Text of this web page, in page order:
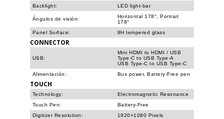
Backlight:
LED light-bar
Ángulos de visión:
Horizontal 178°, Portrait
178°
Panel Surface:
8H tempered glass
CONNECTOR
USB:
Mini HDMI to HDMI / USB
Type-C to USB Type-A
USB Type-C to USB Type-C
Alimentación:
Bus power, Battery-Free pen
TOUCH
Technology:
Electromagnetic Resonance
Touch Pen:
Battery-Free
Digitizer Resolution:
1920×1080 Pixels